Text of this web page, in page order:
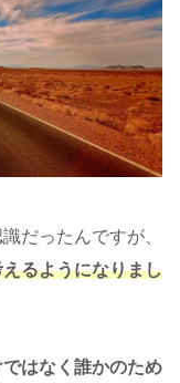
だったんですが、
るようになりまし
はなく誰かのため